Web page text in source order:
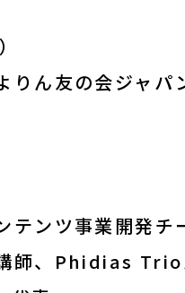
りん友の会ジャパ
テンツ事業開発チ
師、Phidias Trio